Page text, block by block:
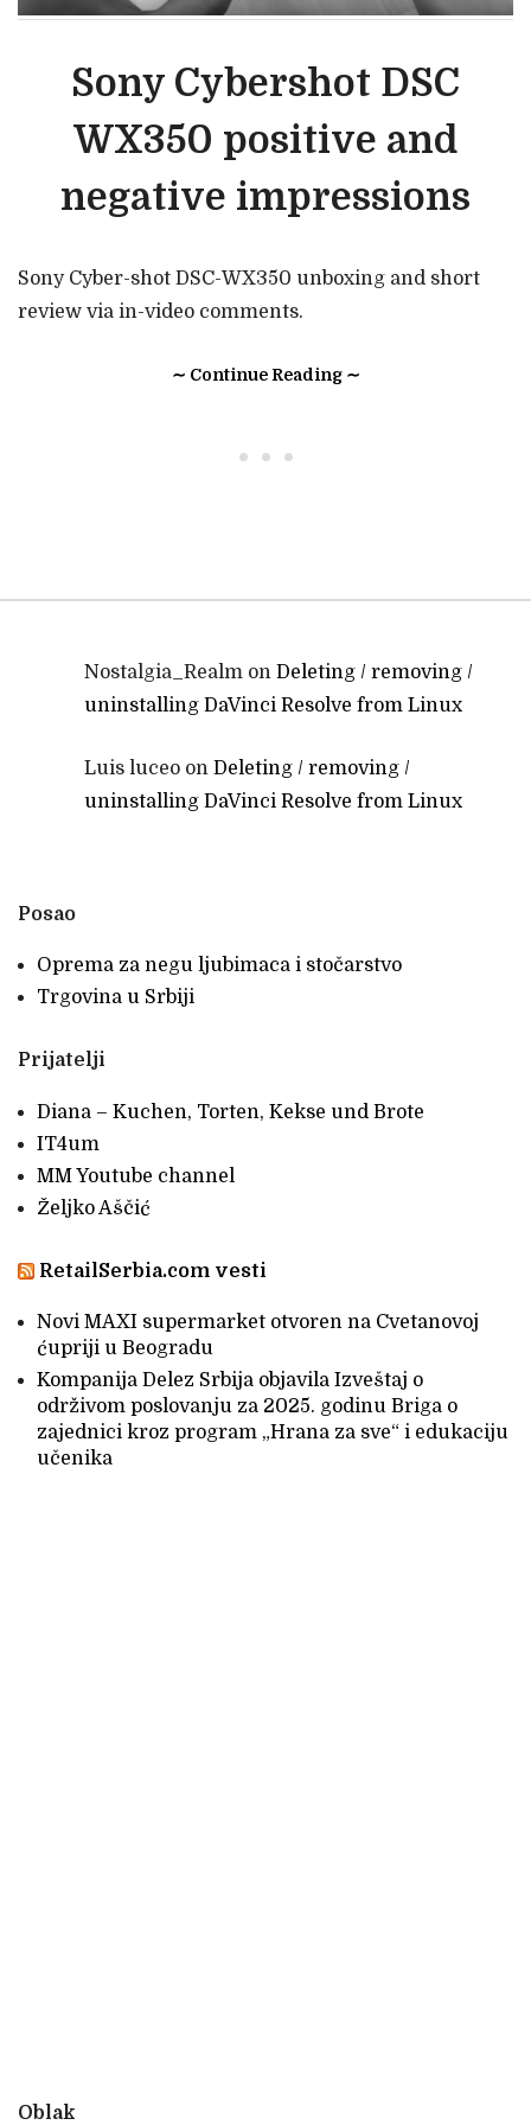
Sony Cybershot DSC
WX350 positive and
negative impressions
Sony Cyber-shot DSC-WX350 unboxing and short
review via in-video comments.
∼ Continue Reading ∼
• • •
Nostalgia_Realm on Deleting / removing /
uninstalling DaVinci Resolve from Linux
Luis luceo on Deleting / removing /
uninstalling DaVinci Resolve from Linux
Posao
Oprema za negu ljubimaca i stočarstvo
Trgovina u Srbiji
Prijatelji
Diana – Kuchen, Torten, Kekse und Brote
IT4um
MM Youtube channel
Željko Aščić
RetailSerbia.com vesti
Novi MAXI supermarket otvoren na Cvetanovoj
ćupriji u Beogradu
Kompanija Delez Srbija objavila Izveštaj o
održivom poslovanju za 2025. godinu Briga o
zajednici kroz program „Hrana za sve“ i edukaciju
učenika
Oblak